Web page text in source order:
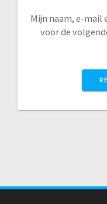
Mijn naam, e-mail
voor de